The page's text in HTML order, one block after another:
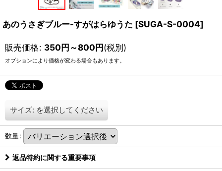
あのうさぎブルー-すがはらゆうた [SUGA-S-0004]
販売価格: 350円～800円(税別)
オプションにより価格が変わる場合もあります。
サイズ: を選択してください
数量:
返品特約に関する重要事項